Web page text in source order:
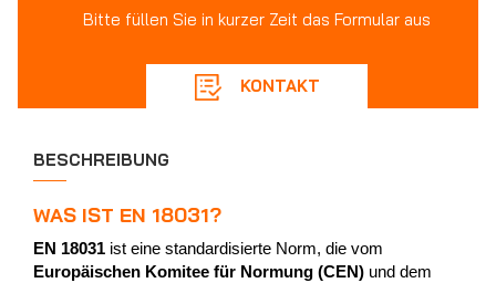
Bitte füllen Sie in kurzer Zeit das Formular aus
KONTAKT
BESCHREIBUNG
WAS IST EN 18031?
EN 18031 ist eine standardisierte Norm, die vom
Europäischen Komitee für Normung (CEN) und dem